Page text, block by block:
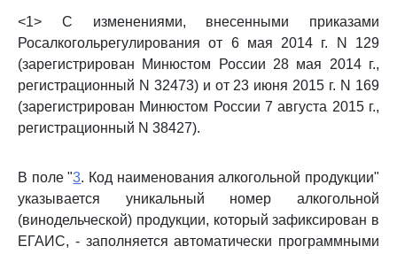
<1> С изменениями, внесенными приказами
Росалкогольрегулирования от 6 мая 2014 г. N 129
(зарегистрирован Минюстом России 28 мая 2014 г.,
регистрационный N 32473) и от 23 июня 2015 г. N 169
(зарегистрирован Минюстом России 7 августа 2015 г.,
регистрационный N 38427).
В поле "3. Код наименования алкогольной продукции"
указывается уникальный номер алкогольной
(винодельческой) продукции, который зафиксирован в
ЕГАИС, - заполняется автоматически программными